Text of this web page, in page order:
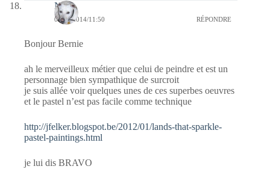
Nays
03/10/2014/11:50 RÉPONDRE
Bonjour Bernie
ah le merveilleux métier que celui de peindre et est un
personnage bien sympathique de surcroit
je suis allée voir quelques unes de ces superbes oeuvres
et le pastel n’est pas facile comme technique
http://jfelker.blogspot.be/2012/01/lands-that-sparkle-
pastel-paintings.html
je lui dis BRAVO